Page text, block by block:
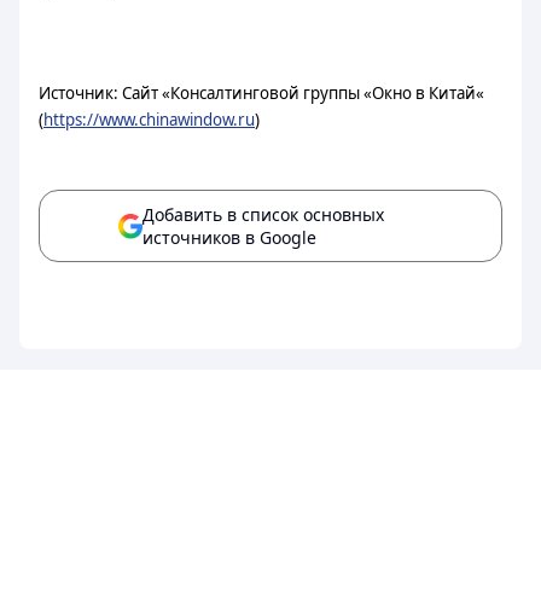
Источник: Сайт «Консалтинговой группы «Окно в Китай«
(https://www.chinawindow.ru)
Добавить в список основных
источников в Google